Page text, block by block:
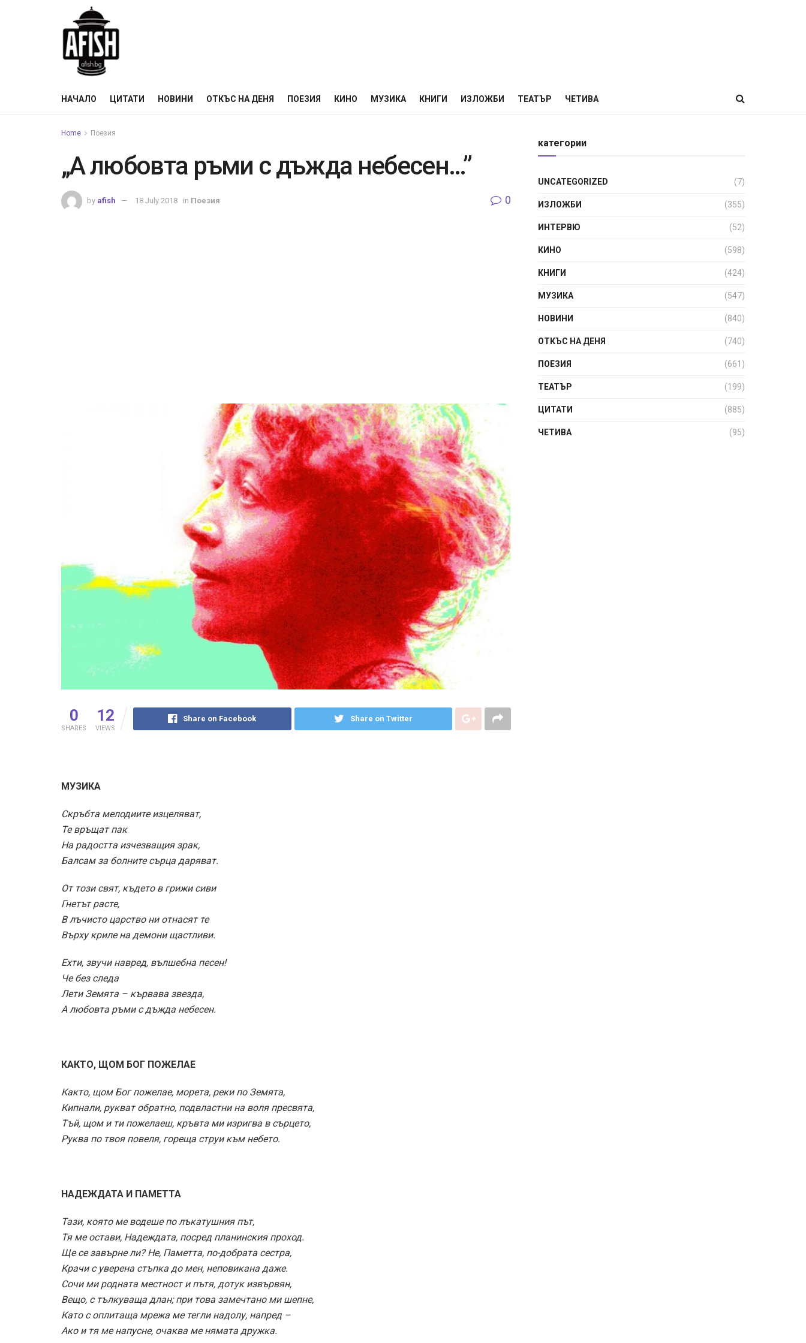
НАЧАЛО ЦИТАТИ НОВИНИ ОТКЪС НА ДЕНЯ ПОЕЗИЯ КИНО МУЗИКА КНИГИ ИЗЛОЖБИ ТЕАТЪР ЧЕТИВА
Home Поезия
„А любовта ръми с дъжда небесен…”
by afish 18 July 2018 in Поезия 0
0
SHARES
12
VIEWS
Share on Facebook Share on Twitter
МУЗИКА
Скръбта мелодиите изцеляват,
Те връщат пак
На радостта изчезващия зрак,
Балсам за болните сърца даряват.
От този свят, където в грижи сиви
Гнетът расте,
В лъчисто царство ни отнасят те
Върху криле на демони щастливи.
Ехти, звучи навред, вълшебна песен!
Че без следа
Лети Земята – кървава звезда,
А любовта ръми с дъжда небесен.
КАКТО, ЩОМ БОГ ПОЖЕЛАЕ
Както, щом Бог пожелае, морета, реки по Земята,
Кипнали, рукват обратно, подвластни на воля пресвята,
Тъй, щом и ти пожелаеш, кръвта ми изригва в сърцето,
Руква по твоя повеля, гореща струи към небето.
НАДЕЖДАТА И ПАМЕТТА
Тази, която ме водеше по лъкатушния път,
Тя ме остави, Надеждата, посред планинския проход.
Ще се завърне ли? Не, Паметта, по-добрата сестра,
Крачи с уверена стъпка до мен, неповикана даже.
Сочи ми родната местност и пътя, дотук извървян,
Вещо, с тълкуваща длан; при това замечтано ми шепне,
Като с оплитаща мрежа ме тегли надолу, напред –
Ако и тя ме напусне, очаква ме нямата дружка.
категории
UNCATEGORIZED (7)
ИЗЛОЖБИ (355)
ИНТЕРВЮ (52)
КИНО (598)
КНИГИ (424)
МУЗИКА (547)
НОВИНИ (840)
ОТКЪС НА ДЕНЯ (740)
ПОЕЗИЯ (661)
ТЕАТЪР (199)
ЦИТАТИ (885)
ЧЕТИВА (95)